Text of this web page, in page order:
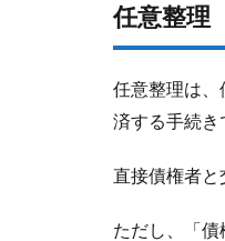
任意整理
任意整理は、
済する手続き
直接債権者と
ただし、「債